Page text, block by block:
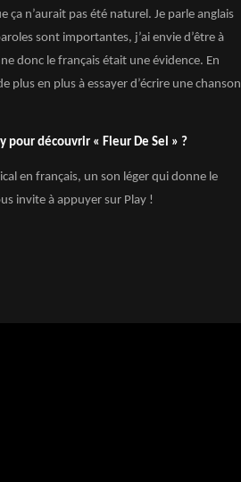
ça n’aurait pas été naturel. Je parle anglais
sont importantes, j’ai envie d’être à
donc le français était une évidence. En
plus en plus à essayer d’écrire une chanson
pour découvrir « Fleur De Sel » ?
en français, un son léger qui donne le
invite à appuyer sur Play !